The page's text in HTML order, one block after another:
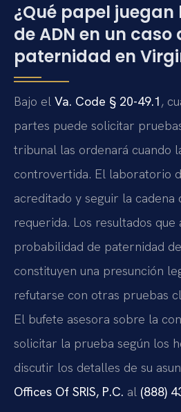
¿Qué papel
de ADN en un caso
paternidad en
Bajo el Va. Code § 20-49.1,
partes puede solicitar
tribunal las ordenará cuando
controvertida. El laboratorio
acreditado y seguir la cadena
requerida. Los resultados que
probabilidad de paternidad
constituyen una presunción
refutarse con otras pruebas
El bufete asesora sobre la
solicitar la prueba según los
discutir los detalles de su
Offices Of SRIS, P.C. al (888)